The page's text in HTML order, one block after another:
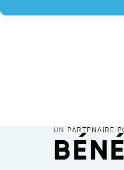
UN PARTENAIRE